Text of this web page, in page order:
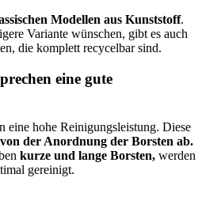
Modellen aus Kunststoff.
Variante wünschen, gibt es auch
die komplett recycelbar sind.
eine gute
eine hohe Reinigungsleistung. Diese
der Anordnung der Borsten ab.
kurze und lange Borsten, werden
gereinigt.